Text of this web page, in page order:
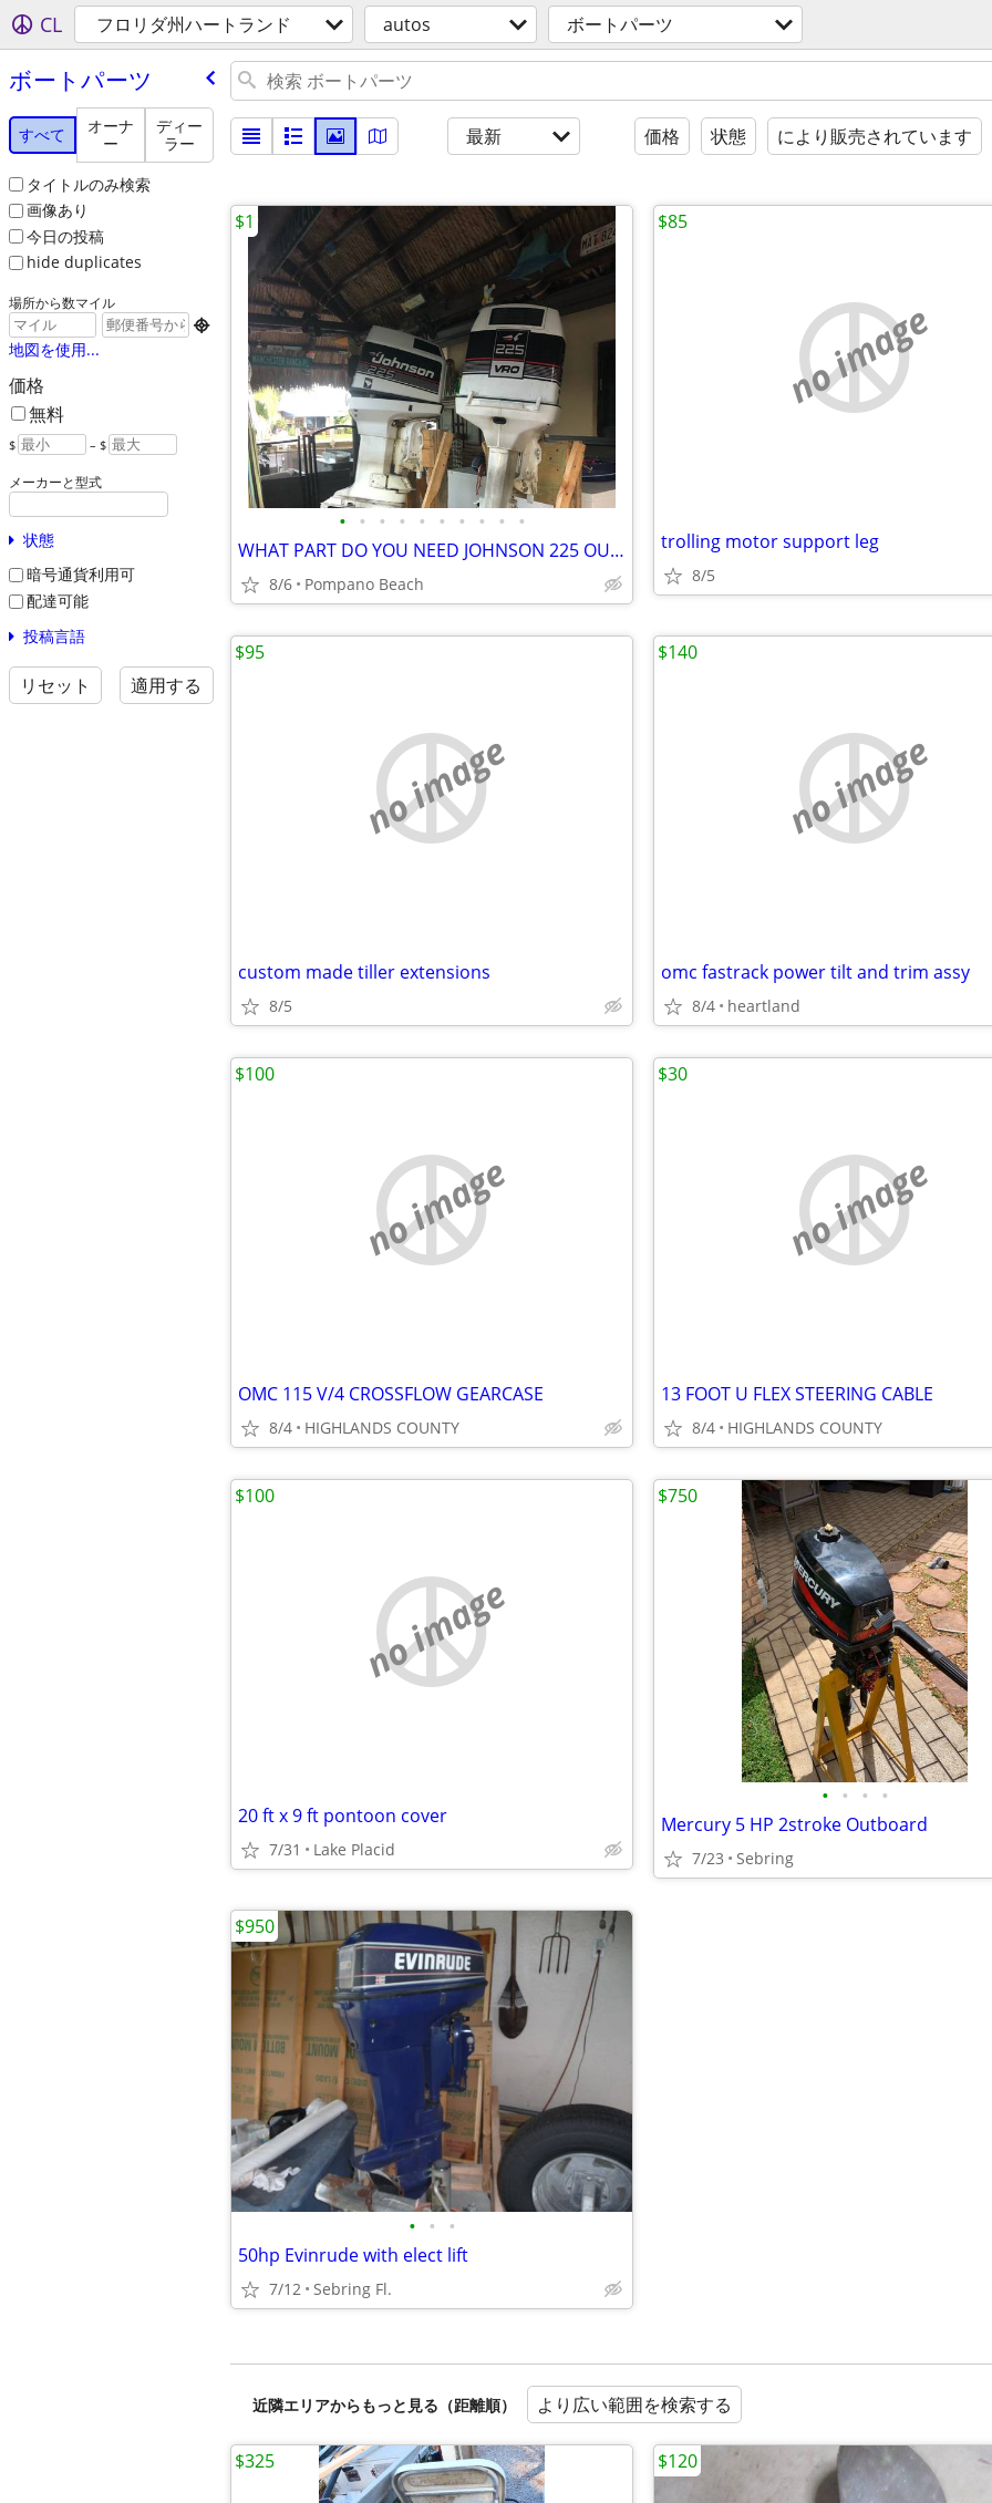
CL フロリダ州ハートランド autos ボートパーツ
ボートパーツ
すべて
オーナ
ー
ディー
ラー
タイトルのみ検索
画像あり
今日の投稿
hide duplicates
場所から数マイル

地図を使用...
価格
無料
$ – $
メーカーと型式
状態
暗号通貨利用可
配達可能
投稿言語
リセット 適用する
最新 価格 状態 により販売されています
• • • • • • • • • •
WHAT PART DO YOU NEED JOHNSON 225 OUTBOARDS
8/6 Pompano Beach
$1
no image
trolling motor support leg
8/5
$85
no image
custom made tiller extensions
8/5
$95
no image
omc fastrack power tilt and trim assy
8/4 heartland
$140
no image
OMC 115 V/4 CROSSFLOW GEARCASE
8/4 HIGHLANDS COUNTY
$100
no image
13 FOOT U FLEX STEERING CABLE
8/4 HIGHLANDS COUNTY
$30
no image
20 ft x 9 ft pontoon cover
7/31 Lake Placid
$100
• • • •
Mercury 5 HP 2stroke Outboard
7/23 Sebring
$750
• • •
50hp Evinrude with elect lift
7/12 Sebring Fl.
$950
近隣エリアからもっと見る（距離順） より広い範囲を検索する
$325 $120